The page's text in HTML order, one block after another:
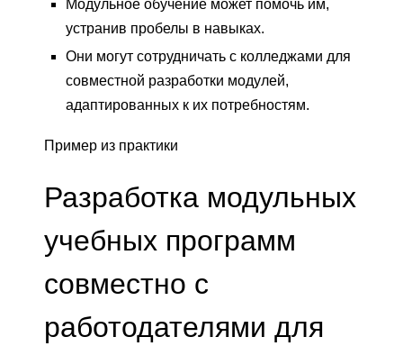
Модульное обучение может помочь им,
устранив пробелы в навыках.
Они могут сотрудничать с колледжами для
совместной разработки модулей,
адаптированных к их потребностям.
Пример из практики
Разработка модульных
учебных программ
совместно с
работодателями для